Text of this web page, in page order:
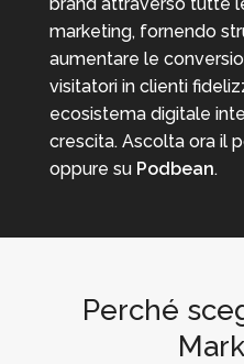
marketing, fornendo
aumentare le
visitatori in clienti
ecosistema digitale
crescita. Ascolta ora il
oppure su Podbean.
Perché